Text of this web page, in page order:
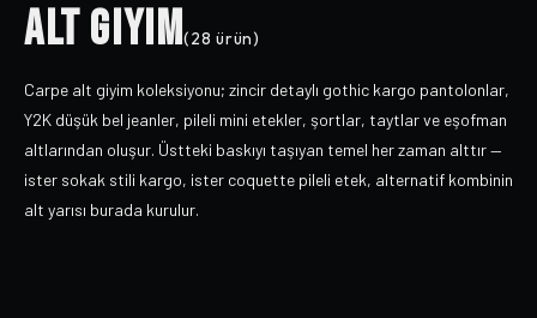
ALT GIYIM(28 ürün)
Carpe alt giyim koleksiyonu; zincir detaylı gothic kargo pantolonlar,
Y2K düşük bel jeanler, pileli mini etekler, şortlar, taytlar ve eşofman
altlarından oluşur. Üstteki baskıyı taşıyan temel her zaman alttır —
ister sokak stili kargo, ister coquette pileli etek, alternatif kombinin
alt yarısı burada kurulur.